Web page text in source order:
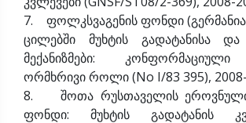
7. ფოლკსვაგენის ფონდი
ცილებში მუხტის გადატანისა
მექანიზმები:
ორმხრივი როლი (No I/83 395),
8. შოთა რუსთაველის ეროვნული
ფონდი: მუხტის გადატანის